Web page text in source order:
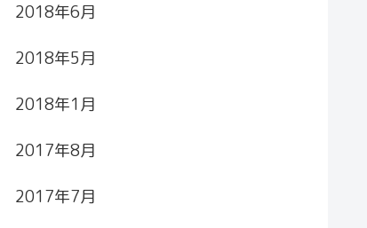
2018年6月
2018年5月
2018年1月
2017年8月
2017年7月